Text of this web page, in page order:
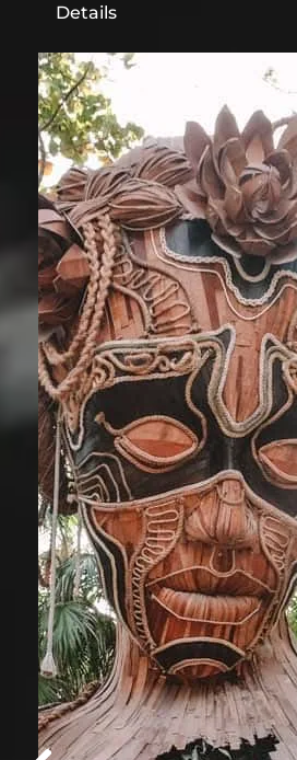
Details